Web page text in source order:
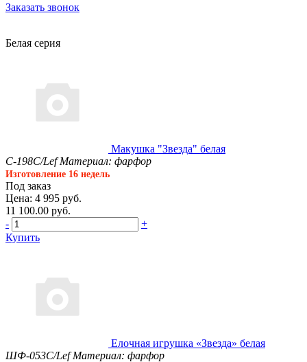
Заказать звонок
Белая серия
Макушка "Звезда" белая
С-198С/Lef Материал: фарфор
Изготовление 16 недель
Под заказ
Цена: 4 995 руб.
11 100.00 руб.
-
+
Купить
Елочная игрушка «Звезда» белая
ШФ-053С/Lef Материал: фарфор